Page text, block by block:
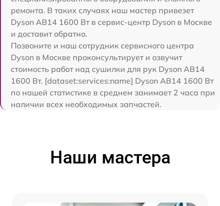
ремонта. В таких случаях наш мастер привезет
Dyson AB14 1600 Вт в сервис-центр Dyson в Москве
и доставит обратно.
Позвоните и наш сотрудник сервисного центра
Dyson в Москве проконсультирует и озвучит
стоимость работ над сушилки для рук Dyson AB14
1600 Вт. [dataset:services:name] Dyson AB14 1600 Вт
по нашей статистике в среднем занимает 2 часа при
наличии всех необходимых запчастей.
Наши мастера